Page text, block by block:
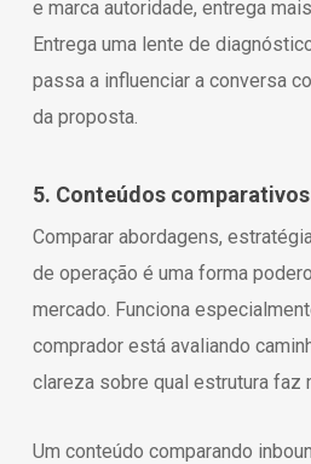
e marca autoridade, entrega
Entrega uma lente de
passa a influenciar a conversa
da proposta.
5. Conteúdos comparativos
Comparar abordagens,
de operação é uma forma
mercado. Funciona
comprador está avaliando
clareza sobre qual estrutura faz
Um conteúdo comparando